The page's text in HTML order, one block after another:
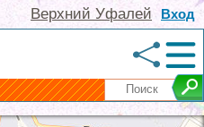
Вход
Верхний Уфалей